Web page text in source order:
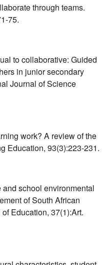
through teams.
75.
to collaborative: Guided
in junior secondary
Journal of Science
work? A review of the
Education, 93(3):223-231.
school environmental
of South African
Education, 37(1):Art.